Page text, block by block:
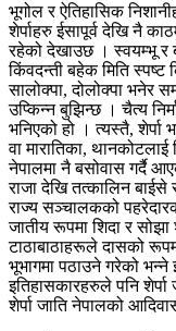
भूगोल र ऐतिहासिक
शेर्पाहरु ईसापूर्व देखि नै
रहेको देखाउछ । स्वयम्भू र
किंवदन्ती बहेक मिति
सालोक्पा, दोलोक्पा भनेर
उप्किन्न बुझिन्छ । चैत्य
भनिएको हो । त्यस्तै, शेर्पा
वा मारातिका,
नेपालमा नै बसोवास गर्दै
राजा देखि तत्कालिन बाईसे
राज्य सञ्चालकको
जातीय रूपमा शिदा र
टाठाबाठाहरूले दासको
भूभागमा पठाउने गरेको
इतिहासकारहरुले पनि
शेर्पा जाति नेपालको